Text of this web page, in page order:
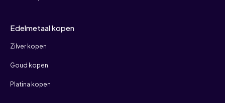
Edelmetaal kopen
Zilver kopen
Goud kopen
Platina kopen